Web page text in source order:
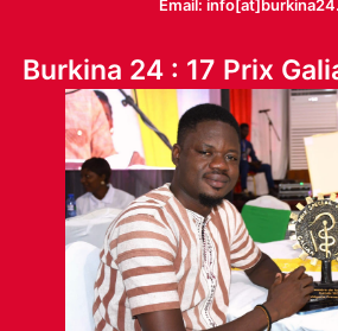
Email:
Burkina 24 : 17 Prix